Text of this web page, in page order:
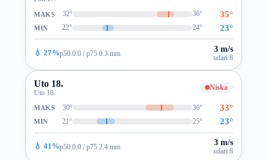
MAKS 32° 36° 35°
MIN 22° 24° 23°
💧 27%p50 0.0 / p75 0.3 mm 3 m/s
udari 8
Uto 18.
Uto 18.
Niska
MAKS 30° 36° 33°
MIN 21° 25° 23°
💧 41%p50 0.0 / p75 2.4 mm 3 m/s
udari 8